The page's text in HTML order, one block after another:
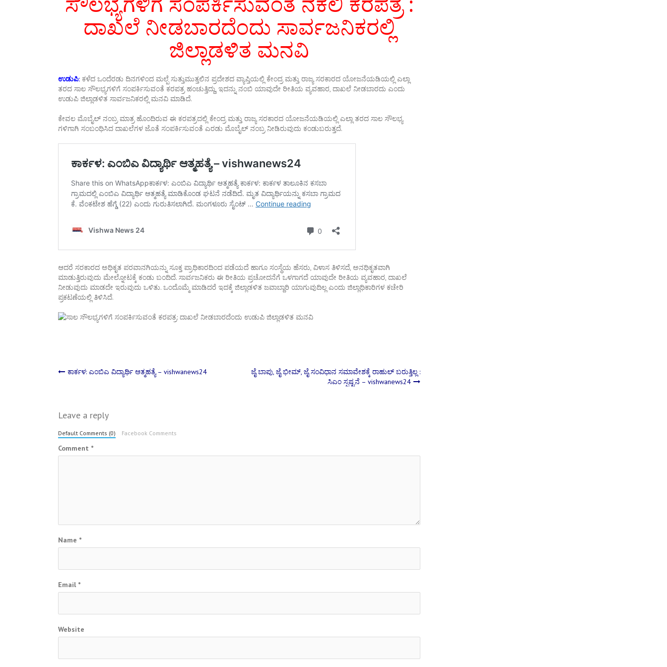
ದಾಖಲೆ ನೀಡಬಾರದೆಂದು ಸಾರ್ವಜನಿಕರಲ್ಲಿ
ಜಿಲ್ಲಾಡಳಿತ ಮನವಿ
ಉಡುಪಿ: ಕಳೆದ ಒಂದೆರಡು ದಿನಗಳಿಂದ ಮಲ್ಪೆ ಸುತ್ತುಮುತ್ತಲಿನ ಪ್ರದೇಶದ ವ್ಯಾಪ್ತಿಯಲ್ಲಿ ಕೇಂದ್ರ ಮತ್ತು ರಾಜ್ಯ ಸರಕಾರದ ಯೋಜನೆಯಡಿಯಲ್ಲಿ ಎಲ್ಲಾ
ತರದ ಸಾಲ ಸೌಲಭ್ಯಗಳಿಗೆ ಸಂಪರ್ಕಿಸುವಂತೆ ಕರಪತ್ರ ಹಂಚುತ್ತಿದ್ದು, ಇದನ್ನು ನಂಬಿ ಯಾವುದೇ ರೀತಿಯ ವ್ಯವಹಾರ, ದಾಖಲೆ ನೀಡಬಾರದು ಎಂದು
ಉಡುಪಿ ಜಿಲ್ಲಾಡಳಿತ ಸಾರ್ವಜನಿಕರಲ್ಲಿ ಮನವಿ ಮಾಡಿದೆ.
ಕೇವಲ ಮೊಬೈಲ್ ನಂಬ್ರ ಮಾತ್ರ ಹೊಂದಿರುವ ಈ ಕರಪತ್ರದಲ್ಲಿ ಕೇಂದ್ರ ಮತ್ತು ರಾಜ್ಯ ಸರಕಾರದ ಯೋಜನೆಯಡಿಯಲ್ಲಿ ಎಲ್ಲಾ ತರದ ಸಾಲ ಸೌಲಭ್ಯ
ಗಳಿಗಾಗಿ ಸಂಬಂಧಿಸಿದ ದಾಖಲೆಗಳ ಜೊತೆ ಸಂಪರ್ಕಿಸುವಂತೆ ಎರಡು ಮೊಬೈಲ್ ನಂಬ್ರ ನೀಡಿರುವುದು ಕಂಡುಬರುತ್ತದೆ.
ಆದರೆ ಸರಕಾರದ ಅಧಿಕೃತ ಪರವಾನಗಿಯನ್ನು ಸೂಕ್ತ ಪ್ರಾಧಿಕಾರದಿಂದ ಪಡೆಯದೆ ಹಾಗೂ ಸಂಸ್ಥೆಯ ಹೆಸರು, ವಿಳಾಸ ತಿಳಿಸದೆ, ಅನಧಿಕೃತವಾಗಿ
ಮಾಡುತ್ತಿರುವುದು ಮೇಲ್ನೋಟಕ್ಕೆ ಕಂಡು ಬಂದಿದೆ. ಸಾರ್ವಜನಿಕರು ಈ ರೀತಿಯ ಪ್ರಚೋದನೆಗೆ ಒಳಗಾಗದೆ ಯಾವುದೇ ರೀತಿಯ ವ್ಯವಹಾರ, ದಾಖಲೆ
ನೀಡುವುದು ಮಾಡದೇ ಇರುವುದು ಒಳಿತು. ಒಂದೊಮ್ಮೆ ಮಾಡಿದರೆ ಇದಕ್ಕೆ ಜಿಲ್ಲಾಡಳಿತ ಜವಾಬ್ದಾರಿ ಯಾಗುವುದಿಲ್ಲ ಎಂದು ಜಿಲ್ಲಾಧಿಕಾರಿಗಳ ಕಚೇರಿ
ಪ್ರಕಟಣೆಯಲ್ಲಿ ತಿಳಿಸಿದೆ.
Post
ಕಾರ್ಕಳ: ಎಂಬಿಎ ವಿದ್ಯಾರ್ಥಿ ಆತ್ಮಹತ್ಯೆ – vishwanews24
ಜೈ ಬಾಪು, ಜೈ ಭೀಮ್, ಜೈ ಸಂವಿಧಾನ ಸಮಾವೇಶಕ್ಕೆ ರಾಹುಲ್ ಬರುತ್ತಿಲ್ಲ :
ಸಿಎಂ ಸ್ಪಷ್ಟನೆ – vishwanews24
Leave a reply
Default Comments (0) Facebook Comments
Comment *
Name *
Email *
Website